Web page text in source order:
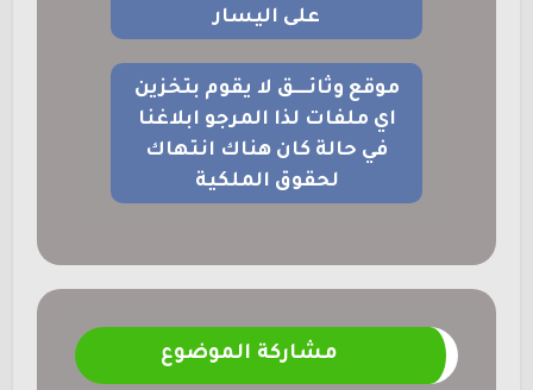
على اليسار
موقع وثائــــق لا يقوم بتخزين
اي ملفات لذا المرجو ابلاغنا
في حالة كان هناك انتهاك
لحقوق الملكية
مشاركة الموضوع